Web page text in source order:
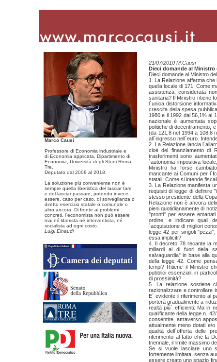
Marco Causi
Professore di Economia industriale e
di Economia applicata, Dipartimento di
Economia, Università degli Studi Roma
Tre.
Deputato dal 2008 al 2018.
La soluzione più conveniente non è
sempre quella liberistica del lasciar fare
e del lasciar passare, potendo invece
essere, caso per caso, di sorveglianza o
diretto esercizio statale o comunale o
altro ancora. Di fronte ai problemi
concreti, l´economista non può essere
mai né liberista né interventista, né
socialista ad ogni costo.
Luigi Einaudi
21/07/2010 M.Causi
Dieci domande al
Dieci domande al Ministro
1. La Relazione afferma
quella locale di 171. Come
assistenza, considerata
sanitaria? Il Ministro ritiene
l´unica distorsione
crescita della spesa
1980 e il 1992 dal 56,1% al
nazionale è aumentata
politiche di decentramento,
(da 121,8 nel 1994 a 108,8
all´ingresso nell´euro.
2. La Relazione lancia
cioè del finanziamento di
trasferimenti sono
´autonomia impositiva
Ministro ha forse
mancante ai Comuni per
statali. Come si intende
3. La Relazione manifesta
requisiti di legge di definire
stesso presidente della
Relazione non è ancora
pieni quotidianamente di
"pronti" per essere
ordine, e indicare quali
´acquisizione di migliori
legge 42 per singoli
essa impliciti?
4. Il decreto 78 recante la
miliardi al di fuori della
salvaguardia" in base alla
della legge 42. Come
tempi? Ritiene il Ministro
pubblici essenziali, in
di prossimità?
5. La relazione sostiene
razionalizzare e controllare
E´ evidente il riferimento al
porterà gradualmente a
realtà più´ efficienti. Ma in
qualificante della legge n.
consentire, attraverso
attualmente meno dotati e/
qualità dell´offerta delle
riferimento al fatto che la
triennale, il limite massimo
Se si vuole lasciare uno
fortemente limitata, senza
essere creato uno spazio